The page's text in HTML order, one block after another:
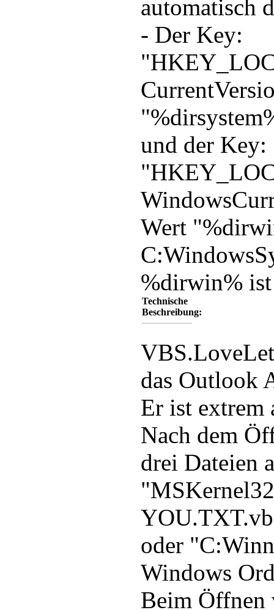
automatisch
- Der Key:
und der Key:
Wert
%dirwin%
Technische
Beschreibung:
das Outlook
Er ist extrem
Nach dem
drei Dateien
oder
Windows
Beim Öffnen